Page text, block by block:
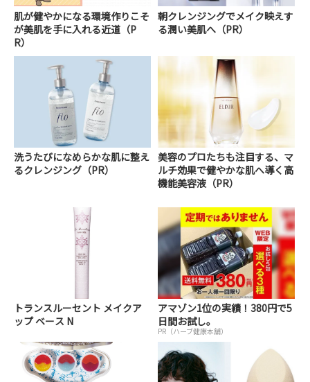
肌が健やかになる環境作りこそ
が美肌を手に入れる近道（P
R）
朝クレンジングでメイク映えす
る潤い美肌へ（PR）
洗うたびになめらかな肌に整え
るクレンジング（PR）
美容のプロたちも注目する、マ
ルチ効果で健やかな肌へ導く高
機能美容液（PR）
トランスルーセント メイクア
ップ ベース N
アマゾン1位の実績！380円で5
日間お試し。
PR（ハーブ健康本舗）